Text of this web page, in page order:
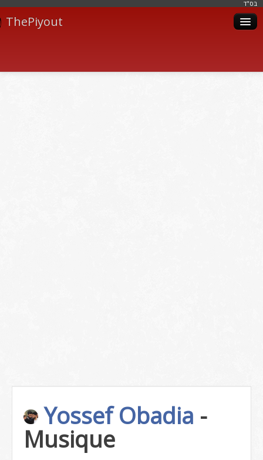
בּס"ד
ThePiyout
Yossef Obadia -
Musique